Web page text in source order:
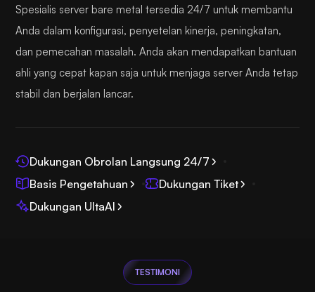
Spesialis server bare metal tersedia 24/7 untuk membantu
Anda dalam konfigurasi, penyetelan kinerja, peningkatan,
dan pemecahan masalah. Anda akan mendapatkan bantuan
ahli yang cepat kapan saja untuk menjaga server Anda tetap
stabil dan berjalan lancar.
Dukungan Obrolan Langsung 24/7
Basis Pengetahuan
Dukungan Tiket
Dukungan UltaAI
TESTIMONI